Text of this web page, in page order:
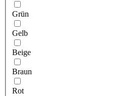
Grün
Gelb
Beige
Braun
Rot